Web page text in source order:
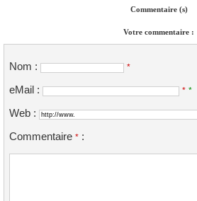
Commentaire (s)
Votre commentaire :
Nom : *
eMail : * *
Web :
Commentaire * :